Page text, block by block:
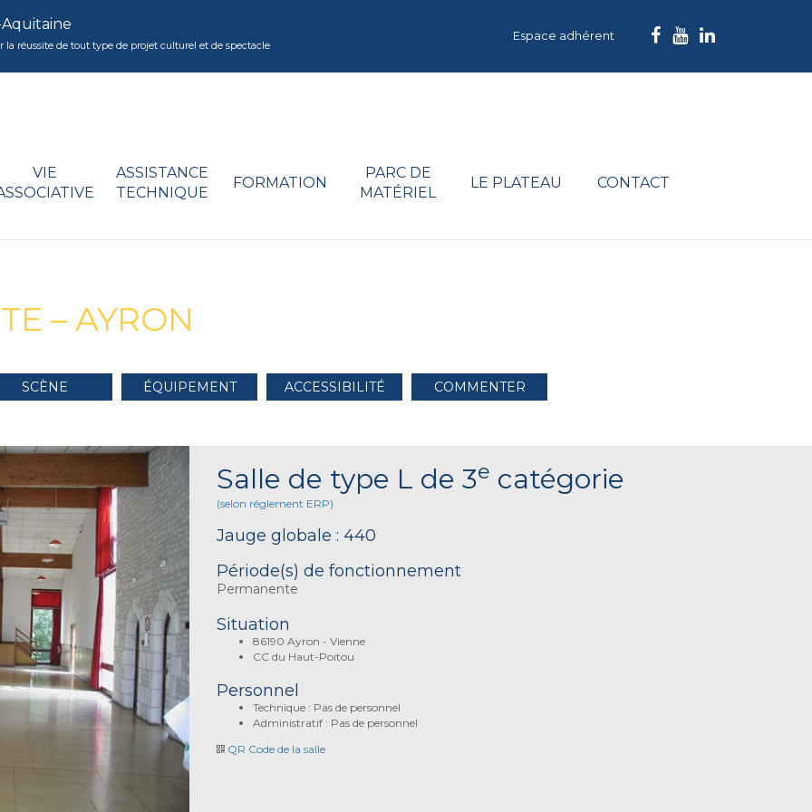
réussite de tout type de projet culturel et de spectacle
Espace adhérent
VIE
ASSISTANCE
TECHNIQUE
FORMATION
PARC DE
MATÉRIEL
LE PLATEAU CONTACT
– AYRON
SCÈNE ÉQUIPEMENT ACCESSIBILITÉ COMMENTER
Salle de type L de 3e catégorie
(selon réglement ERP)
Jauge globale : 440
Période(s) de fonctionnement
Permanente
Situation
86190 Ayron - Vienne
CC du Haut-Poitou
Personnel
Technique : Pas de personnel
Administratif : Pas de personnel
QR Code de la salle